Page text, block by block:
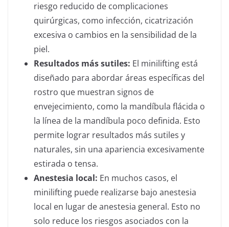
riesgo reducido de complicaciones
quirúrgicas, como infección, cicatrización
excesiva o cambios en la sensibilidad de la
piel.
Resultados más sutiles: El minilifting está
diseñado para abordar áreas específicas del
rostro que muestran signos de
envejecimiento, como la mandíbula flácida o
la línea de la mandíbula poco definida. Esto
permite lograr resultados más sutiles y
naturales, sin una apariencia excesivamente
estirada o tensa.
Anestesia local: En muchos casos, el
minilifting puede realizarse bajo anestesia
local en lugar de anestesia general. Esto no
solo reduce los riesgos asociados con la